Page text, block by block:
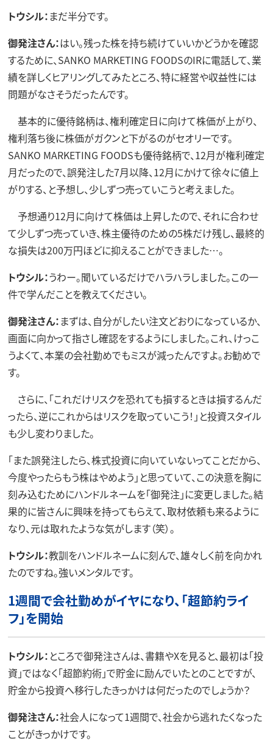
トウシル： まだ半分です。
御発注さん：はい。残った株を持ち続けていいかどうかを確認
するために、SANKO MARKETING FOODSのIRに電話して、業
績を詳しくヒアリングしてみたところ、特に経営や収益性には
問題がなさそうだったんです。
基本的に優待銘柄は、権利確定日に向けて株価が上がり、
権利落ち後に株価がガクンと下がるのがセオリーです。
SANKO MARKETING FOODSも優待銘柄で、12月が権利確定
月だったので、誤発注した7月以降、12月にかけて徐々に値上
がりする、と予想し、少しずつ売っていこうと考えました。
予想通り12月に向けて株価は上昇したので、それに合わせ
て少しずつ売っていき、株主優待のための5株だけ残し、最終的
な損失は200万円ほどに抑えることができました…。
トウシル：うわー。聞いているだけでハラハラしました。この一
件で学んだことを教えてください。
御発注さん： まずは、自分がしたい注文どおりになっているか、
画面に向かって指さし確認をするようにしました。これ、けっこ
うよくて、本業の会社勤めでもミスが減ったんですよ。お勧めで
す。
さらに、「これだけリスクを恐れても損するときは損するんだ
ったら、逆にこれからはリスクを取っていこう！」と投資スタイル
も少し変わりました。
「また誤発注したら、株式投資に向いていないってことだから、
今度やったらもう株はやめよう」と思っていて、この決意を胸に
刻み込むためにハンドルネームを「御発注」に変更しました。結
果的に皆さんに興味を持ってもらえて、取材依頼も来るように
なり、元は取れたような気がします（笑）。
トウシル：教訓をハンドルネームに刻んで、雄々しく前を向かれ
たのですね。強いメンタルです。
1週間で会社勤めがイヤになり、「超節約ライ
フ」を開始
トウシル： ところで御発注さんは、書籍やXを見ると、最初は「投
資」ではなく「超節約術」で貯金に励んでいたとのことですが、
貯金から投資へ移行したきっかけは何だったのでしょうか？
御発注さん：社会人になって1週間で、社会から逃れたくなった
ことがきっかけです。